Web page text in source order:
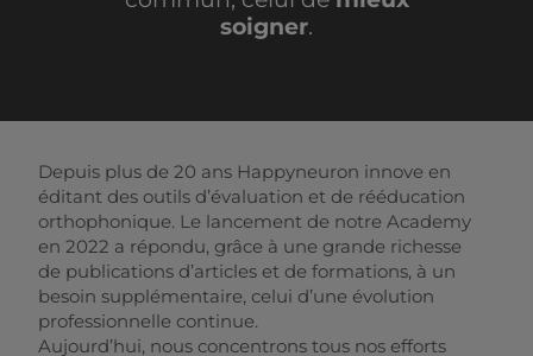
soigner.
Depuis plus de 20 ans Happyneuron innove en
éditant des outils d’évaluation et de rééducation
orthophonique. Le lancement de notre Academy
en 2022 a répondu, grâce à une grande richesse
de publications d’articles et de formations, à un
besoin supplémentaire, celui d’une évolution
professionnelle continue.
Aujourd’hui, nous concentrons tous nos efforts